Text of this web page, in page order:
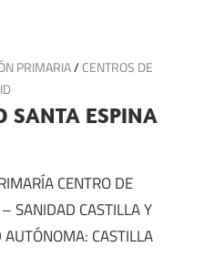
PRIMARIA/CENTROS DE
SANTA ESPINA
CENTRO DE
SANIDAD CASTILLA Y
AUTÓNOMA: CASTILLA